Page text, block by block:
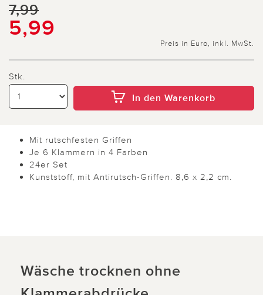
7,99
5,99
Preis in Euro, inkl. MwSt.
Stk.
In den Warenkorb
Mit rutschfesten Griffen
Je 6 Klammern in 4 Farben
24er Set
Kunststoff, mit Antirutsch-Griffen. 8,6 x 2,2 cm.
Wäsche trocknen ohne